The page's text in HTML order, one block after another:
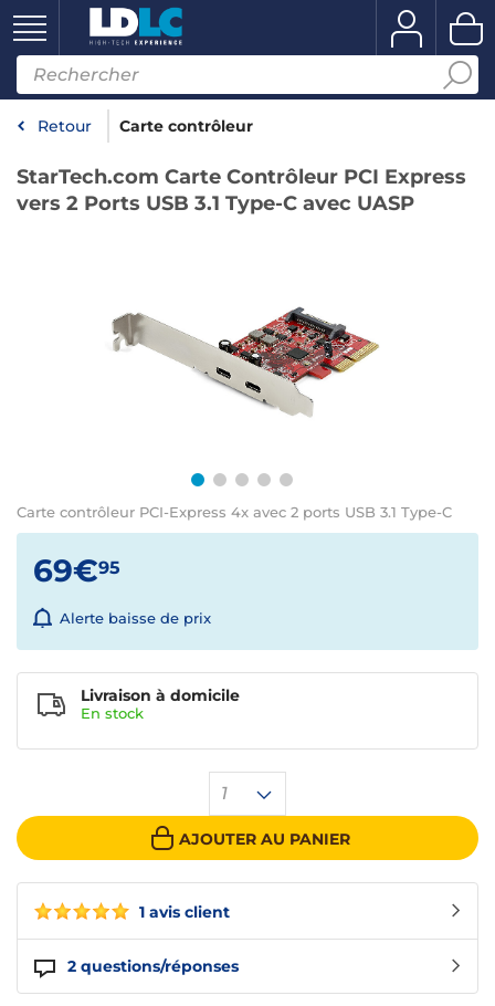
Retour Carte contrôleur
StarTech.com Carte Contrôleur PCI Express
vers 2 Ports USB 3.1 Type-C avec UASP
Carte contrôleur PCI-Express 4x avec 2 ports USB 3.1 Type-C
1 avis client
2 questions/réponses
69€95
Alerte baisse de prix
1
AJOUTER AU PANIER
Livraison à domicile
En stock